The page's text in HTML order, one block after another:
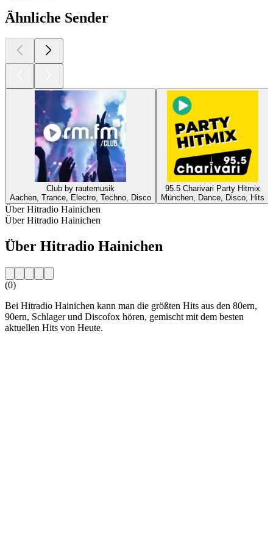
Ähnliche Sender
Club by rautemusik
Aachen, Trance, Electro, Techno, Disco
95.5 Charivari Party Hitmix
München, Dance, Disco, Hits
Über Hitradio Hainichen
Über Hitradio Hainichen
Über Hitradio Hainichen
(0)
Bei Hitradio Hainichen kann man die größten Hits aus den 80ern,
90ern, Schlager und Discofox hören, gemischt mit dem besten
aktuellen Hits von Heute.